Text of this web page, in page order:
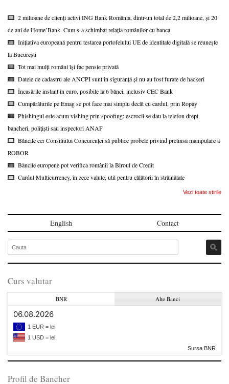
2 milioane de clienți activi ING Bank România, dintr-un total de 2,2 milioane, și 20
de ani de Home’Bank. Cum s-a schimbat relația românilor cu banca
Inițiativa europeană pentru testarea portofelului UE de identitate digitală se reunește
la București
Tot mai mulți români își fac pensie privată
Datele de cadastru ale ANCPI sunt în siguranță și nu au fost furate de hackeri
Încasările instant în euro, posibile la 6 bănci, inclusiv CEC Bank
Cumpărăturile pe Emag se pot face mai simplu decât cu cardul, prin Ropay
Phishingul este acum vishing prin spoofing: escrocii se dau la telefon drept
bancheri, polițiști sau inspectori ANAF
Băncile cer Consiliului Concurenței să publice probele privind pretinsa manipulare a
ROBOR
Băncile europene pot verifica românii la Biroul de Credit
Cardul Multicurrency, în zece valute, util pentru călătorii în străinătate
Vezi toate stirile
English Contact
Curs valutar
BNR Alte Banci
06.08.2026
1 EUR = lei
1 USD = lei
Sursa BNR
Profil de Bancher